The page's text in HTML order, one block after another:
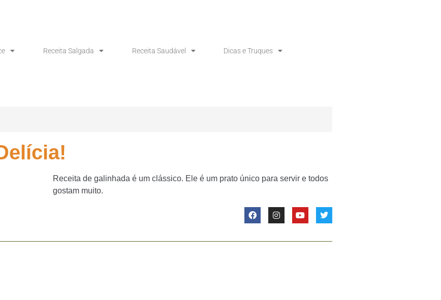
Receita Salgada Receita Saudável Dicas e Truques
Receita de galinhada é um clássico. Ele é um prato único para servir e todos
gostam muito.